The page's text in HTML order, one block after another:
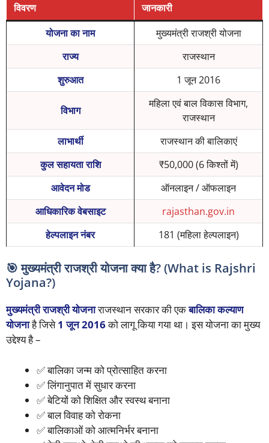
विवरण
जानकारी
योजना का नाम
मुख्यमंत्री राजश्री योजना
राज्य
राजस्थान
शुरुआत
1 जून 2016
विभाग
महिला एवं बाल विकास विभाग,
राजस्थान
लाभार्थी
राजस्थान की बालिकाएं
कुल सहायता राशि
₹50,000 (6 किश्तों में)
आवेदन मोड
ऑनलाइन / ऑफलाइन
आधिकारिक वेबसाइट
rajasthan.gov.in
हेल्पलाइन नंबर
181 (महिला हेल्पलाइन)
🎯 मुख्यमंत्री राजश्री योजना क्या है? (What is Rajshri
Yojana?)
मुख्यमंत्री राजश्री योजनाराजस्थान सरकार की एकबालिका कल्याण
योजनाहै जिसे1 जून 2016को लागू किया गया था। इस योजना का मुख्य
उद्देश्य है –
✅ बालिका जन्म को प्रोत्साहित करना
✅ लिंगानुपात में सुधार करना
✅ बेटियों को शिक्षित और स्वस्थ बनाना
✅ बाल विवाह को रोकना
✅ बालिकाओं को आत्मनिर्भर बनाना